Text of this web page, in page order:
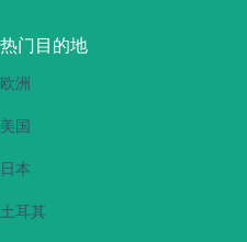
热门目的地
欧洲
美国
日本
土耳其